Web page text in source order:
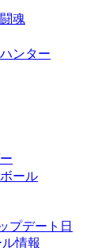
魂
ンター
ール
プデート日
ル情報